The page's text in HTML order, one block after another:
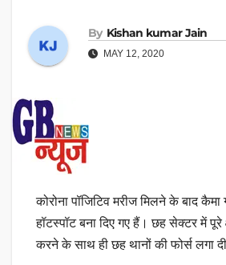
By Kishan kumar Jain
MAY 12, 2020
कोरोना पॉजिटिव मरीज मिलने के बाद
हॉटस्पॉट बना दिए गए हैं। छह सेक्टर में
करने के साथ ही छह थानों की फोर्स लगा